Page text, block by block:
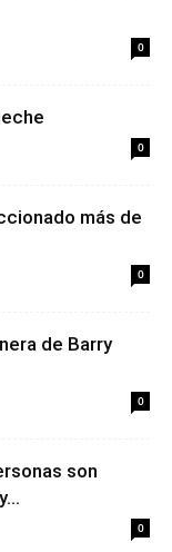
0
0
más de
0
de Barry
0
son
0